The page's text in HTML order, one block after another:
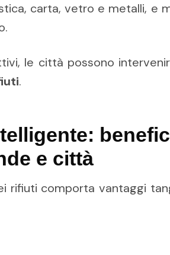
carta, vetro e metalli, e
le città possono
.
e città
rifiuti comporta vantaggi